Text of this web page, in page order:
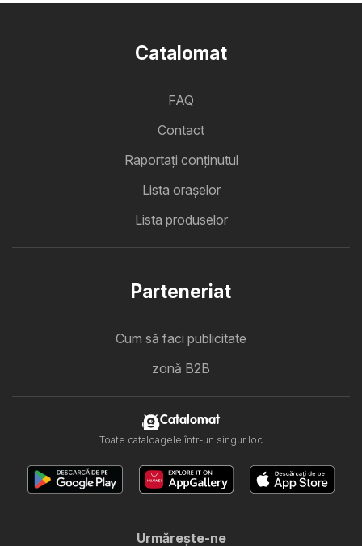
Catalomat
FAQ
Contact
Raportați conținutul
Lista oraşelor
Lista produselor
Parteneriat
Cum să faci publicitate
zonă B2B
Catalomat
Toate cataloagele într-un singur loc
Urmăreşte-ne